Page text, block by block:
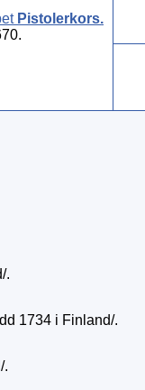
Pistolerkors.
.
1734 i Finland/.
.